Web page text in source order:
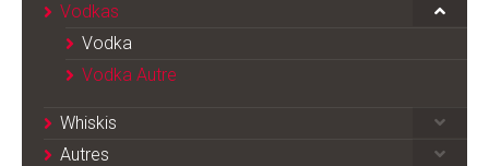
Vodkas
Vodka
Vodka Autre
Whiskis
Autres